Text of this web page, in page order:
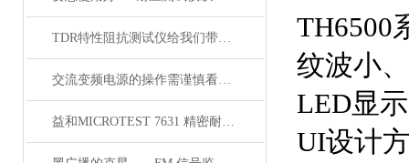
TDR特性阻抗测试仪给我们带来了怎样优势呢？
交流变频电源的操作需谨慎看完下文你就知道了？
益和MICROTEST 7631 精密耐压测试仪
TH6500
纹波小
LED显
UI设计